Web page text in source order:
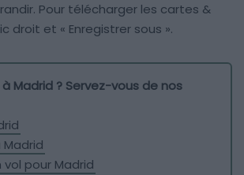
Pour télécharger les cartes &
droit et « Enregistrer sous ».
Madrid ? Servez-vous de nos
Madrid
vol pour Madrid